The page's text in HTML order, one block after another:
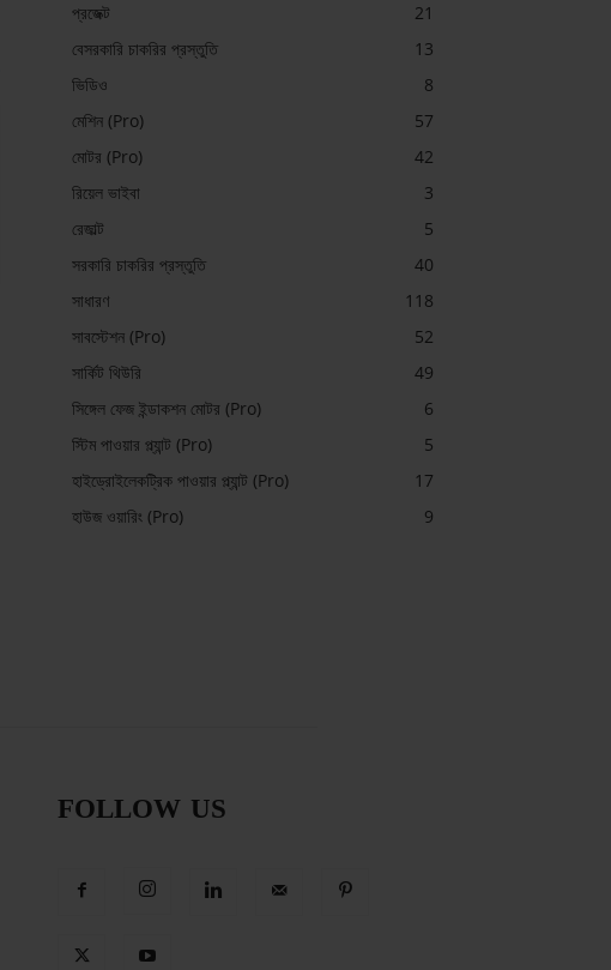
প্রজেক্ট
21
বেসরকারি চাকরির প্রস্তুতি
13
ভিডিও
8
মেশিন (Pro)
57
মোটর (Pro)
42
রিয়েল ভাইবা
3
রেজাল্ট
5
সরকারি চাকরির প্রস্তুতি
40
সাধারণ
118
সাবস্টেশন (Pro)
52
সার্কিট থিউরি
49
সিঙ্গেল ফেজ ইন্ডাকশন মোটর (Pro)
6
স্টিম পাওয়ার প্ল্যান্ট (Pro)
5
হাইড্রোইলেকট্রিক পাওয়ার প্ল্যান্ট (Pro)
17
হাউজ ওয়ারিং (Pro)
9
FOLLOW US